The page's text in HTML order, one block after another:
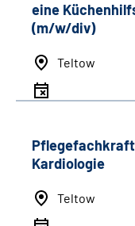
eine
(m/w/div)
Teltow
Kardiologie
Teltow